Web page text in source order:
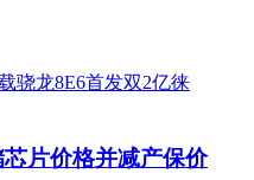
片价格并减产保价